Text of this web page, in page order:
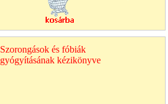
Szorongások és fóbiák
gyógyításának kézikönyve